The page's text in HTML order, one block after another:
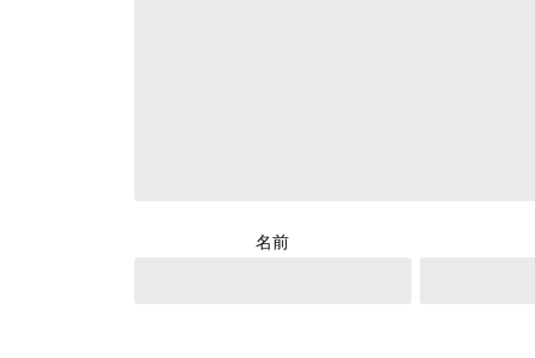
名前